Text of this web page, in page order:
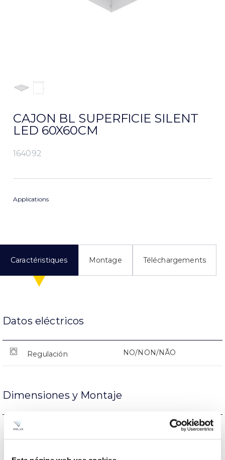
CAJON BL SUPERFICIE SILENT
LED 60X60CM
164092
Applications
Caractéristiques Montage Téléchargements
Datos eléctricos
Regulación NO/NON/NÃO
Dimensiones y Montaje
NO/NON/NÃO